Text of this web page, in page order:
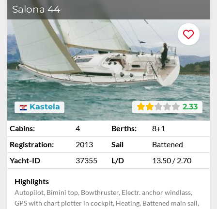
Salona 44
2.33
Kastela
Cabins: 4 Berths:
8+1
Registration:
2013 Sail
Battened
Yacht-ID
37355 L/D 13.50 / 2.70
Highlights
Autopilot, Bimini top, Bowthruster, Electr. anchor windlass,
GPS with chart plotter in cockpit, Heating, Battened main sail,